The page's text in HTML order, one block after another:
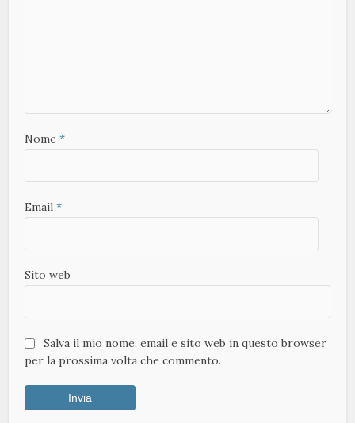
Nome*
Email*
Sito web
Salva il mio nome, email e sito web in questo browser
per la prossima volta che commento.